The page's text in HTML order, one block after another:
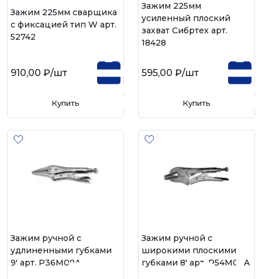
Зажим 225мм сварщика
с фиксацией тип W арт.
52742
910,00 ₽/шт
Купить
Зажим 225мм
усиленный плоский
захват Сибртех арт.
18428
595,00 ₽/шт
Купить
Зажим ручной с
удлиненными губками
9' арт. P36M09A
Зажим ручной с
широкими плоскими
губками 8' арт. P54M08A